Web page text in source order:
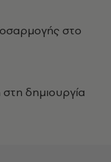
στο
δημιουργία